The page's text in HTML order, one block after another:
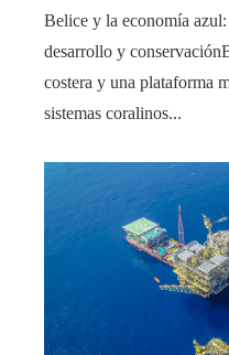
Belice y la economía
desarrollo y
costera y una plataforma
sistemas coralinos...